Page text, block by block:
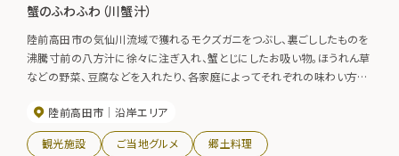
蟹のふわふわ（川蟹汁）
陸前高田市の気仙川流域で獲れるモクズガニをつぶし、裏ごししたものを
沸騰寸前の八方汁に徐々に注ぎ入れ、蟹とじにしたお吸い物。ほうれん草
などの野菜、豆腐などを入れたり、各家庭によってそれぞれの味わい方が
陸前高田市
沿岸エリア
観光施設 ご当地グルメ 郷土料理